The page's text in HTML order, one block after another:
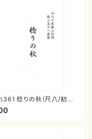
稔りの秋（尺八/初代
松/楽譜） 都山流公刊楽
:2066